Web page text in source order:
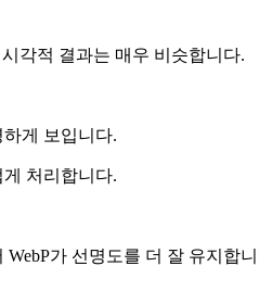
각적 결과는 매우 비슷합니다.
게 보입니다.
처리합니다.
가 선명도를 더 잘 유지합